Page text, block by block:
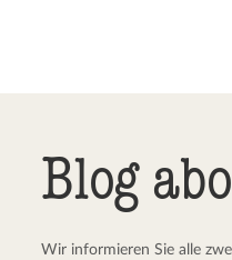
Blog
Wir informieren Sie alle